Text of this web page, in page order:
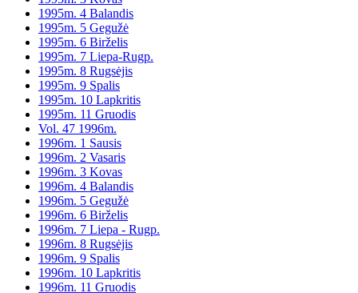
1995m. 4 Balandis
1995m. 5 Gegužė
1995m. 6 Birželis
1995m. 7 Liepa-Rugp.
1995m. 8 Rugsėjis
1995m. 9 Spalis
1995m. 10 Lapkritis
1995m. 11 Gruodis
Vol. 47 1996m.
1996m. 1 Sausis
1996m. 2 Vasaris
1996m. 3 Kovas
1996m. 4 Balandis
1996m. 5 Gegužė
1996m. 6 Birželis
1996m. 7 Liepa - Rugp.
1996m. 8 Rugsėjis
1996m. 9 Spalis
1996m. 10 Lapkritis
1996m. 11 Gruodis